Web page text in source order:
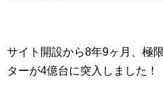
サイト開設から8年9ヶ月、極
ターが4億台に突入しました！